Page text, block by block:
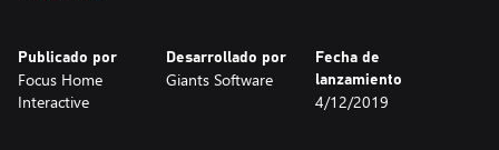
Publicado por
Focus Home
Interactive
Desarrollado por
Giants Software
Fecha de
lanzamiento
4/12/2019